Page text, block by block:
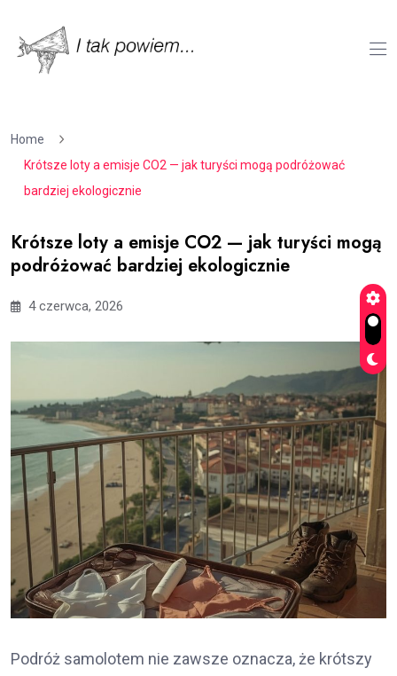
Home
Krótsze loty a emisje CO2 — jak turyści mogą podróżować
bardziej ekologicznie
Krótsze loty a emisje CO2 — jak turyści mogą
podróżować bardziej ekologicznie
4 czerwca, 2026
Podróż samolotem nie zawsze oznacza, że krótszy